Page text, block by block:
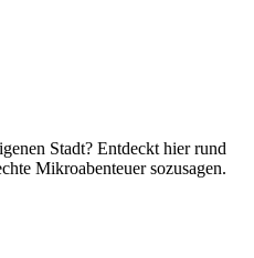
Stadt? Entdeckt hier rund
Mikroabenteuer sozusagen.